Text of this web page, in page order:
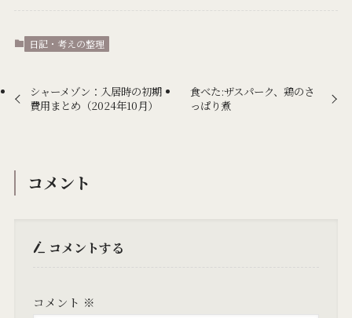
日記・考えの整理
シャーメゾン：入居時の初期
費用まとめ（2024年10月）
食べた:ザスパーク、鶏のさ
っぱり煮
コメント
コメントする
コメント ※